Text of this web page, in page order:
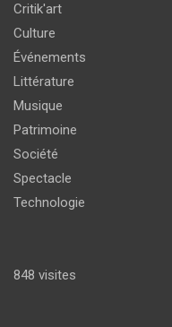
Critik'art
Culture
Événements
Littérature
Musique
Patrimoine
Société
Spectacle
Technologie
848 visites